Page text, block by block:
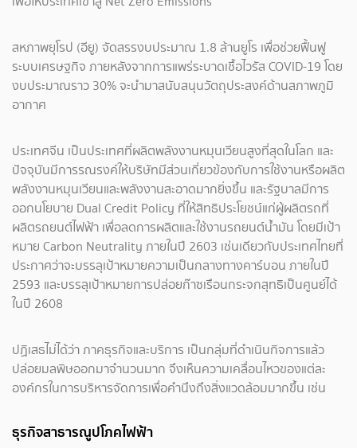
สหภาพยุโรป (อียู) จัดสรรงบประมาณ 1.8 ล้านยูโร เพื่อช่วยฟื้นฟู
ระบบเศรษฐกิจ ภายหลังจากการแพร่ระบาดเชื้อไวรัส COVID-19 โดย
งบประมาณราว 30% จะนำมาสนับสนุนวัตถุประสงค์ด้านสภาพภูมิ
อากาศ
ประเทศจีน เป็นประเทศที่ผลิตพลังงานหมุนเวียนสูงที่สุดในโลก และ
ปัจจุบันมีการรณรงค์ให้บริษัทมีส่วนเกี่ยวข้องกับการใช้งานหรือผลิต
พลังงานหมุนเวียนและพลังงานสะอาดมากยิ่งขึ้น และรัฐบาลมีการ
ออกนโยบาย Dual Credit Policy ที่ให้สิทธิประโยชน์แก่ผู้ผลิตรถที่
ผลิตรถยนต์ไฟฟ้า เพื่อลดการผลิตและใช้งานรถยนต์น้ำมัน โดยมีเป้า
หมาย Carbon Neutrality ภายในปี 2603 เช่นเดียวกับประเทศไทยที่
ประกาศว่าจะบรรลุเป้าหมายความเป็นกลางทางคาร์บอน ภายในปี
2593 และบรรลุเป้าหมายการปล่อยก๊าซเรือนกระจกสุทธิเป็นศูนย์ได้
ในปี 2608
ปฏิเสธไม่ได้ว่า ภาคธุรกิจและบริการ เป็นกลุ่มที่ดำเนินกิจการแล้ว
ปล่อยมลพิษออกมาจำนวนมาก จึงเห็นความเคลื่อนไหวของแต่ละ
องค์กรในการบริหารจัดการเพื่อคำนึงถึงสิ่งแวดล้อมมากขึ้น เช่น
ธุรกิจสาธารณูปโภคไฟฟ้า